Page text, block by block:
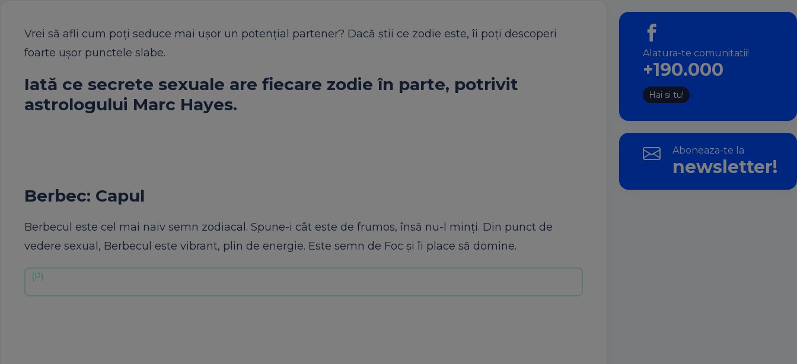
Vrei să afli cum poți seduce mai ușor un potențial partener? Dacă știi ce zodie este, îi poți descoperi
foarte ușor punctele slabe.
Iată ce secrete sexuale are fiecare zodie în parte, potrivit
astrologului Marc Hayes.
Berbec: Capul
Berbecul este cel mai naiv semn zodiacal. Spune-i cât este de frumos, însă nu-l minți. Din punct de
vedere sexual, Berbecul este vibrant, plin de energie. Este semn de Foc și îi place să domine.
Alatura-te comunitatii!
+190.000
Hai si tu!
Aboneaza-te la
newsletter!